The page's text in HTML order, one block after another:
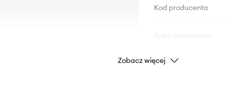
Kod producenta
Kolor
Zobacz więcej